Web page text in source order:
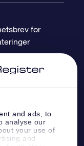
and ads, to
analyse our
your use of
and
for